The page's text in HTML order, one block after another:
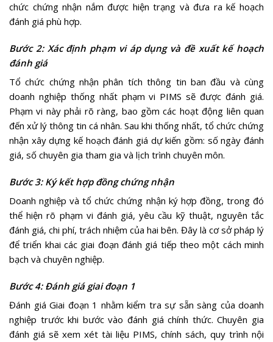
chức chứng nhận nắm được hiện trạng và đưa ra kế hoạch
đánh giá phù hợp.
Bước 2: Xác định phạm vi áp dụng và đề xuất kế hoạch
đánh giá
Tổ chức chứng nhận phân tích thông tin ban đầu và cùng
doanh nghiệp thống nhất phạm vi PIMS sẽ được đánh giá.
Phạm vi này phải rõ ràng, bao gồm các hoạt động liên quan
đến xử lý thông tin cá nhân. Sau khi thống nhất, tổ chức chứng
nhận xây dựng kế hoạch đánh giá dự kiến gồm: số ngày đánh
giá, số chuyên gia tham gia và lịch trình chuyên môn.
Bước 3: Ký kết hợp đồng chứng nhận
Doanh nghiệp và tổ chức chứng nhận ký hợp đồng, trong đó
thể hiện rõ phạm vi đánh giá, yêu cầu kỹ thuật, nguyên tắc
đánh giá, chi phí, trách nhiệm của hai bên. Đây là cơ sở pháp lý
để triển khai các giai đoạn đánh giá tiếp theo một cách minh
bạch và chuyên nghiệp.
Bước 4: Đánh giá giai đoạn 1
Đánh giá Giai đoạn 1 nhằm kiểm tra sự sẵn sàng của doanh
nghiệp trước khi bước vào đánh giá chính thức. Chuyên gia
đánh giá sẽ xem xét tài liệu PIMS, chính sách, quy trình nội